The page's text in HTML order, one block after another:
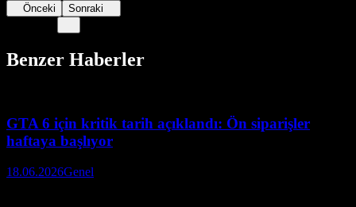
Önceki Sonraki
Benzer Haberler
GTA 6 için kritik tarih açıklandı: Ön siparişler
haftaya başlıyor
18.06.2026Genel